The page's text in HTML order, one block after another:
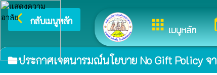
appsเมนูหลัก
arrow_back_ios กลับเมนูหลัก
folderประกาศเจตนารมณ์นโยบาย No Gift Policy